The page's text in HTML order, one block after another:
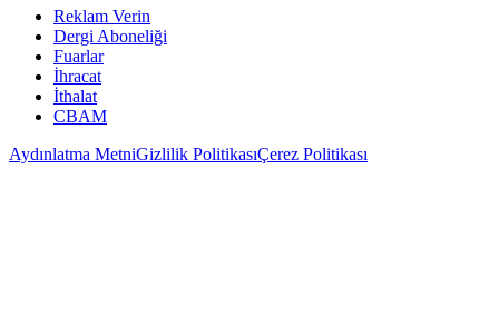
Reklam Verin
Dergi Aboneliği
Fuarlar
İhracat
İthalat
CBAM
Aydınlatma MetniGizlilik PolitikasıÇerez Politikası